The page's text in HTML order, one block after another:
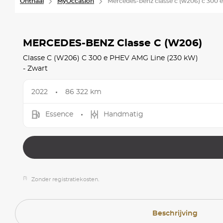
MERCEDES-BENZ Classe C (W206)
Classe C (W206) C 300 e PHEV AMG Line (230 kW)
- Zwart
2022 86 322 km
Essence Handmatig
(1) Zonder registratiekosten.
Beschrijving